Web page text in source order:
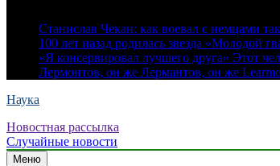
Станислав Чекан: как воевал с немцами
100 лет назад родилась звезда «Молодой
«Я консервировал лучшего друга» Этот
Лермонтов, он же Лермантов, он же
Наука
Новостная рассылка
Случайные новости
Меню